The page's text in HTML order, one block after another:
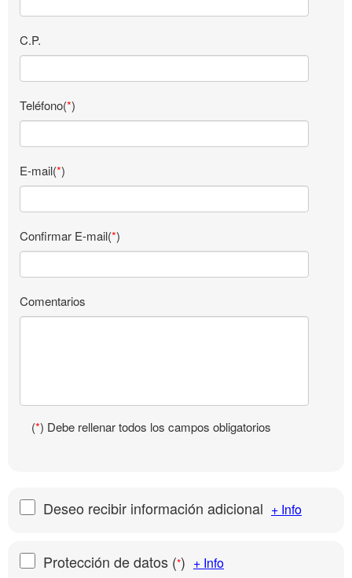
C.P.
Teléfono(*)
E-mail(*)
Confirmar E-mail(*)
Comentarios
(*) Debe rellenar todos los campos obligatorios
Deseo recibir información adicional + Info
Protección de datos (*) + Info